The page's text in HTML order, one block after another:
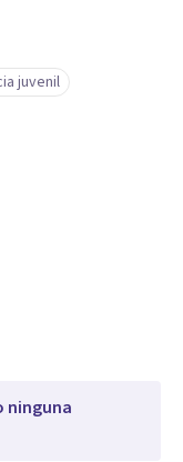
juvenil
ninguna